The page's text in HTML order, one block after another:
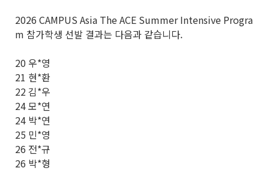
2026 CAMPUS Asia The ACE Summer Intensive Progra
m 참가학생 선발 결과는 다음과 같습니다.
20 우*영
21 현*환
22 김*우
24 모*연
24 박*연
25 민*영
26 전*규
26 박*형